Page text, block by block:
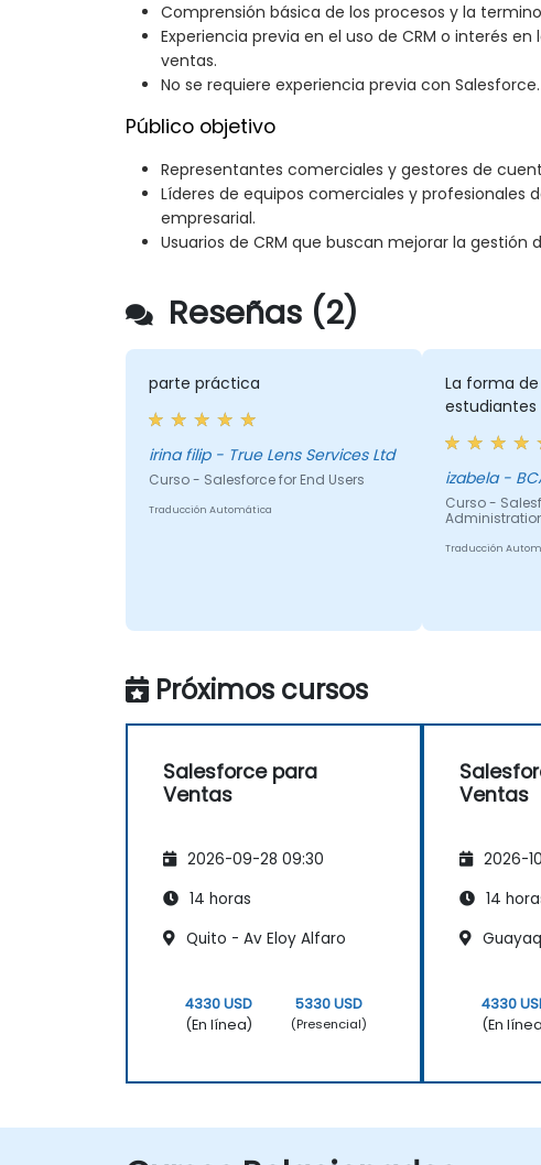
Comprensión básica de los procesos y la
Experiencia previa en el uso de CRM o interés
ventas.
No se requiere experiencia previa con Salesforce.
Público objetivo
Representantes comerciales y gestores de
Líderes de equipos comerciales y profesionales
empresarial.
Usuarios de CRM que buscan mejorar la gestión
Reseñas (2)
parte práctica
irina filip - True Lens Services Ltd
Curso - Salesforce for End Users
Traducción Automática
La forma
estudiantes
Curso -
Traducción
Próximos cursos
Salesforce para
Ventas
2026-09-28 09:30
14 horas
Quito - Av Eloy Alfaro
4330 USD
(En línea)
5330 USD
(Presencial)
Ventas
2026-
14
4330
(En